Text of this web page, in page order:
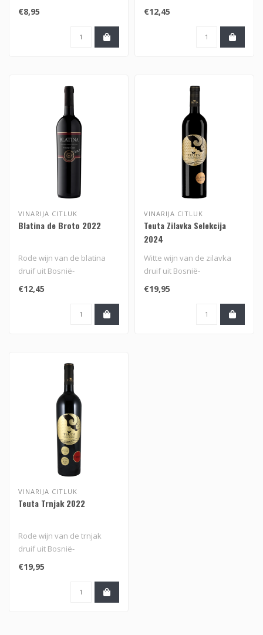
Herzegovina van Vinarija
Citluk..
€8,95
ondergrond van stenen van
€12,45
VINARIJA CITLUK
Blatina de Broto 2022
Rode wijn van de blatina
druif uit Bosnië-
Herzegovina
€12,45
VINARIJA CITLUK
Teuta Zilavka Selekcija
2024
Witte wijn van de zilavka
druif uit Bosnië-
Herzegovina van Vinarija
€19,95
VINARIJA CITLUK
Teuta Trnjak 2022
Rode wijn van de trnjak
druif uit Bosnië-
Herzegovina
€19,95